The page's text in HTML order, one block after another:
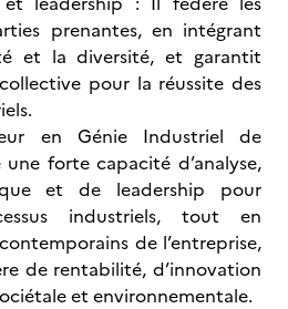
prenantes, en intégrant
et la diversité, et garantit
pour la réussite des
en Génie Industriel de
une forte capacité d’analyse,
et de leadership pour
industriels, tout en
de l’entreprise,
de rentabilité, d’innovation
et environnementale.